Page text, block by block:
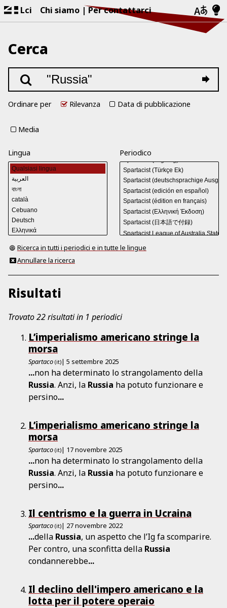
Lci Chi siamo Per contattarci
Cerca
Ordinare per Rilevanza Data di pubblicazione
Media
Lingua Periodico
Ricerca in tutti i periodici e in tutte le lingue
Annullare la ricerca
Risultati
Trovato 22 risultati in 1 periodici
L’imperialismo americano stringe la
morsa
Spartaco (it)| 5 settembre 2025
...non ha determinato lo strangolamento della
Russia. Anzi, la Russia ha potuto funzionare e
persino...
L’imperialismo americano stringe la
morsa
Spartaco (it)| 17 novembre 2025
...non ha determinato lo strangolamento della
Russia. Anzi, la Russia ha potuto funzionare e
persino...
Il centrismo e la guerra in Ucraina
Spartaco (it)| 27 novembre 2022
...della Russia, un aspetto che l’Ig fa scomparire.
Per contro, una sconfitta della Russia
condannerebbe...
Il declino dell'impero americano e la
lotta per il potere operaio